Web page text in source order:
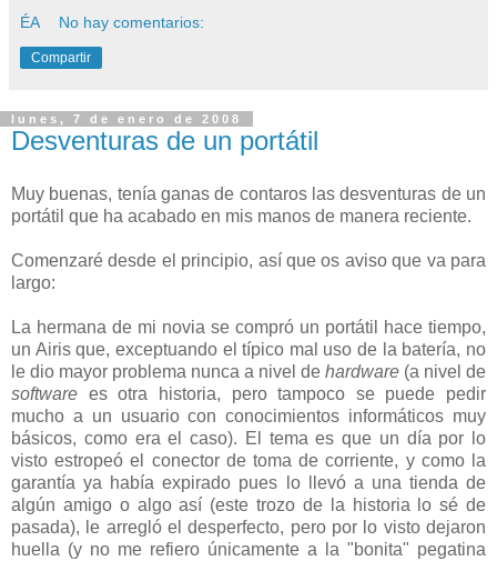
ÉA No hay comentarios:
Compartir
lunes, 7 de enero de 2008
Desventuras de un portátil
Muy buenas, tenía ganas de contaros las desventuras de un
portátil que ha acabado en mis manos de manera reciente.
Comenzaré desde el principio, así que os aviso que va para
largo:
La hermana de mi novia se compró un portátil hace tiempo,
un Airis que, exceptuando el típico mal uso de la batería, no
le dio mayor problema nunca a nivel de hardware (a nivel de
software es otra historia, pero tampoco se puede pedir
mucho a un usuario con conocimientos informáticos muy
básicos, como era el caso). El tema es que un día por lo
visto estropeó el conector de toma de corriente, y como la
garantía ya había expirado pues lo llevó a una tienda de
algún amigo o algo así (este trozo de la historia lo sé de
pasada), le arregló el desperfecto, pero por lo visto dejaron
huella (y no me refiero únicamente a la "bonita" pegatina